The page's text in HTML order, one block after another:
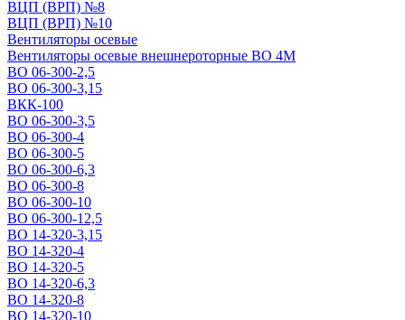
ВЦП (ВРП) №8
ВЦП (ВРП) №10
Вентиляторы осевые
Вентиляторы осевые внешнероторные ВО 4М
ВО 06-300-2,5
ВО 06-300-3,15
ВКК-100
ВО 06-300-3,5
ВО 06-300-4
ВО 06-300-5
ВО 06-300-6,3
ВО 06-300-8
ВО 06-300-10
ВО 06-300-12,5
ВО 14-320-3,15
ВО 14-320-4
ВО 14-320-5
ВО 14-320-6,3
ВО 14-320-8
ВО 14-320-10